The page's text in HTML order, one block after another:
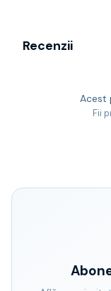
Recenzii
Acest
Fii